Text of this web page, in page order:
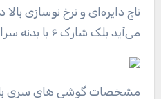
ناچ دایره‌ای و نرخ نوسازی
می‌آید بلک شارک ۶ با بدنه‌ سرامیکی تولید خواهد شد.
مشخصات گوشی های سری